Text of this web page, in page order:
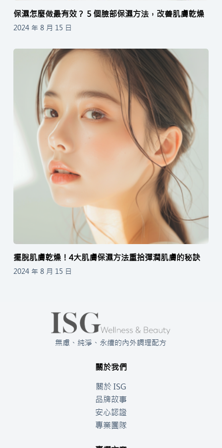
保濕怎麼做最有效？ 5 個臉部保濕方法，改善肌膚乾燥
2024 年 8 月 15 日
擺脫肌膚乾燥！4大肌膚保濕方法重拾彈潤肌膚的秘訣
2024 年 8 月 15 日
無慮、純淨、永續的內外調理配方
關於我們
關於 ISG
品牌故事
安心認證
專業團隊